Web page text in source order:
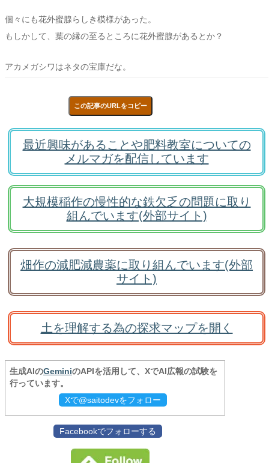
個々にも花外蜜腺らしき模様があった。
もしかして、葉の縁の至るところに花外蜜腺があるとか？
アカメガシワはネタの宝庫だな。
この記事のURLをコピー
最近興味があることや肥料教室についての
メルマガを配信しています
大規模稲作の慢性的な鉄欠乏の問題に取り
組んでいます(外部サイト)
畑作の減肥減農薬に取り組んでいます(外部
サイト)
土を理解する為の探求マップを開く
生成AIのGeminiのAPIを活用して、XでAI広報の試験を
行っています。
Xで@saitodevをフォロー
Facebookでフォローする